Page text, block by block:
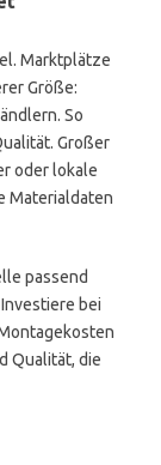
Marktplätze
Größe:
So
Großer
oder lokale
Materialdaten
passend
bei
Qualität, die